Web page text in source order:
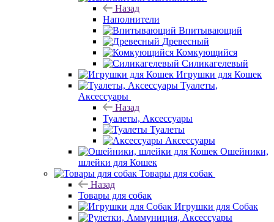
Назад
Наполнители
Впитывающий
Древесный
Комкующийся
Силикагелевый
Игрушки для Кошек
Туалеты,
Аксессуары
Назад
Туалеты, Аксессуары
Туалеты
Аксессуары
Ошейники,
шлейки для Кошек
Товары для собак
Назад
Товары для собак
Игрушки для Собак